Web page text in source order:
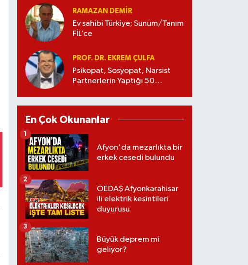
RAMAZAN DEMİR
Ev sahibi Türkiye; Sunum/Tanım
FİL’ce
PROF. DR. EKREM ÇULFA
Psikopat, Sosyopat, Narsist
Partnerlerin Yaptığı 50
En Çok Okunanlar
Afyon'da mezarlıkta bir
erkek cesedi bulundu
1
OEDAŞ Afyonkarahisar
ili elektrik kesintileri
duyurusu
2
Büyük deprem mi
geliyor?
3